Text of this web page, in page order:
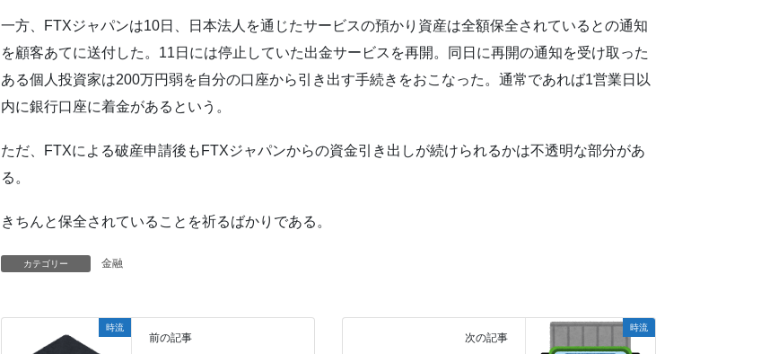
一方、FTXジャパンは10日、日本法人を通じたサービスの預かり資産は全額保全されているとの通知
を顧客あてに送付した。11日には停止していた出金サービスを再開。同日に再開の通知を受け取った
ある個人投資家は200万円弱を自分の口座から引き出す手続きをおこなった。通常であれば1営業日以
内に銀行口座に着金があるという。
ただ、FTXによる破産申請後もFTXジャパンからの資金引き出しが続けられるかは不透明な部分があ
る。
きちんと保全されていることを祈るばかりである。
カテゴリー 金融
時流
前の記事
時流
次の記事